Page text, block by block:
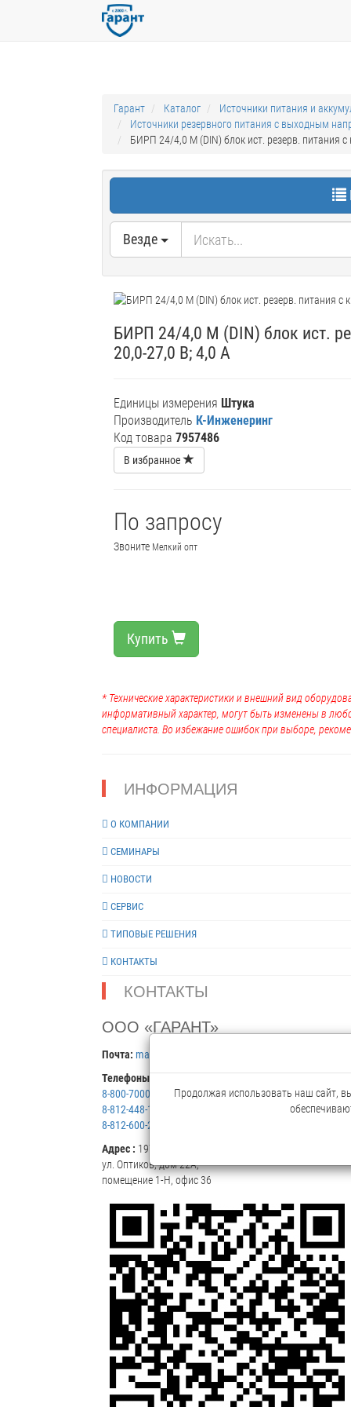
Гарант Каталог
Источники питания и
Источники резервного питания с выходным
БИРП 24/4,0 М (DIN) блок ист. резерв. питания
Везде
БИРП 24/4,0 М (DIN) блок ист.
20,0-27,0 В; 4,0 А
Единицы измерения Штука
Производитель К-Инженеринг
Код товара 7957486
В избранное
По запросу
Звоните Мелкий опт
Купить
* Технические характеристики и внешний вид
информативный характер, могут быть изменены в
специалиста. Во избежание ошибок при выборе,
ИНФОРМАЦИЯ
О КОМПАНИИ
СЕМИНАРЫ
НОВОСТИ
СЕРВИС
ТИПОВЫЕ РЕШЕНИЯ
КОНТАКТЫ
КОНТАКТЫ
ООО «ГАРАНТ»
Почта: mail@garantgroup.com
Телефоны:
8-800-7000-507
8-812-448-16-16
8-812-600-20-60
Адрес : 197345, Санкт-Петербург,
ул. Оптиков, дом 22А,
помещение 1-Н, офис 36
Продолжая использовать наш сайт,